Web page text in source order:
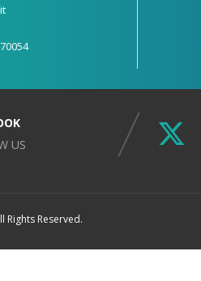
US
Rights Reserved.